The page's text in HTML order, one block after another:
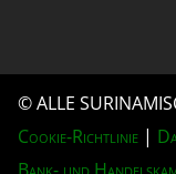
© ALLE
Cookie-Richtlinie|